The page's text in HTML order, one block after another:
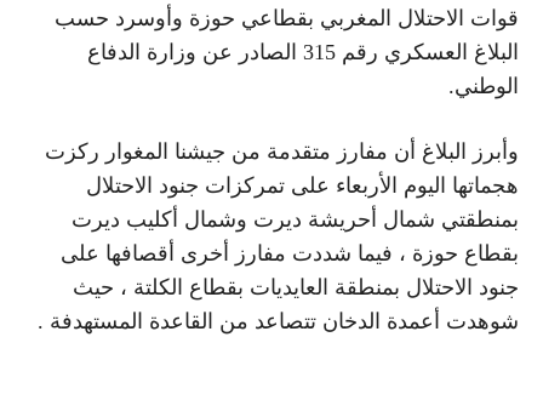
قوات الاحتلال المغربي بقطاعي حوزة وأوسرد حسب
البلاغ العسكري رقم 315 الصادر عن وزارة الدفاع
الوطني.
وأبرز البلاغ أن مفارز متقدمة من جيشنا المغوار ركزت
هجماتها اليوم الأربعاء على تمركزات جنود الاحتلال
بمنطقتي شمال أحريشة ديرت وشمال أكليب ديرت
بقطاع حوزة ، فيما شددت مفارز أخرى أقصافها على
جنود الاحتلال بمنطقة العايديات بقطاع الكلتة ، حيث
شوهدت أعمدة الدخان تتصاعد من القاعدة المستهدفة .